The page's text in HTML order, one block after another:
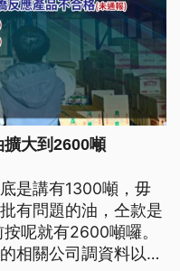
大到2600噸
是講有1300噸，毋
有問題的油，仝款是
呢就有2600噸囉。
相關公司調資料以